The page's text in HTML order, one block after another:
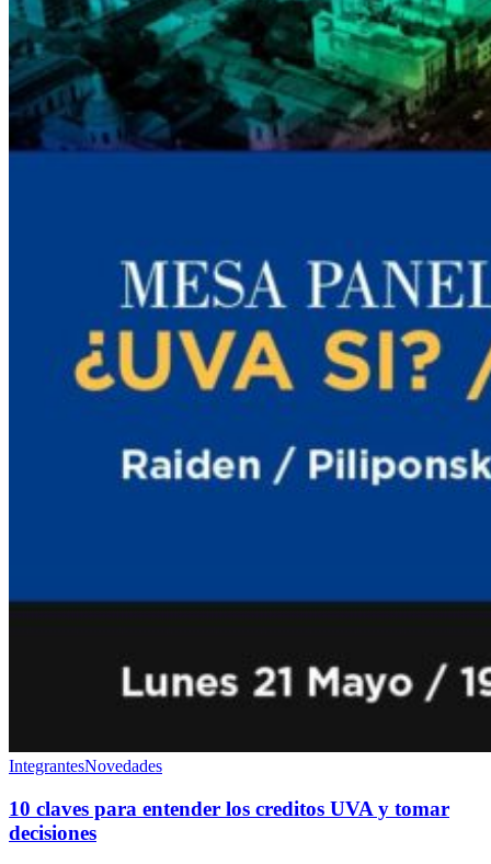
IntegrantesNovedades
10 claves para entender los creditos UVA y tomar
decisiones